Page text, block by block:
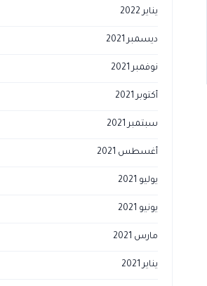
يناير 2022
ديسمبر 2021
نوفمبر 2021
أكتوبر 2021
سبتمبر 2021
أغسطس 2021
يوليو 2021
يونيو 2021
مارس 2021
يناير 2021